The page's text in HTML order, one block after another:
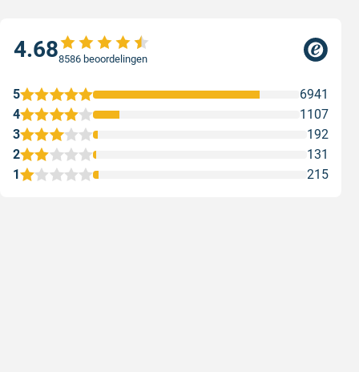
4.688586 beoordelingen
1 215
2 131
3 192
4 1107
5 6941